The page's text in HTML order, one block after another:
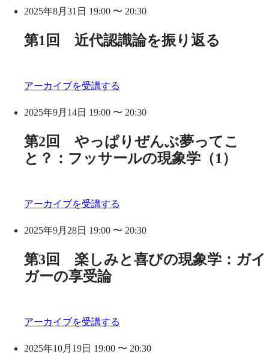
2025年8月31日 19:00 〜 20:30
第1回 近代認識論を振り返る
アーカイブを受講する
2025年9月14日 19:00 〜 20:30
第2回 やっぱりぜんぶ夢ってこ
と？：フッサールの現象学（1）
アーカイブを受講する
2025年9月28日 19:00 〜 20:30
第3回 楽しみと喜びの現象学：ガイ
ガーの享受論
アーカイブを受講する
2025年10月19日 19:00 〜 20:30